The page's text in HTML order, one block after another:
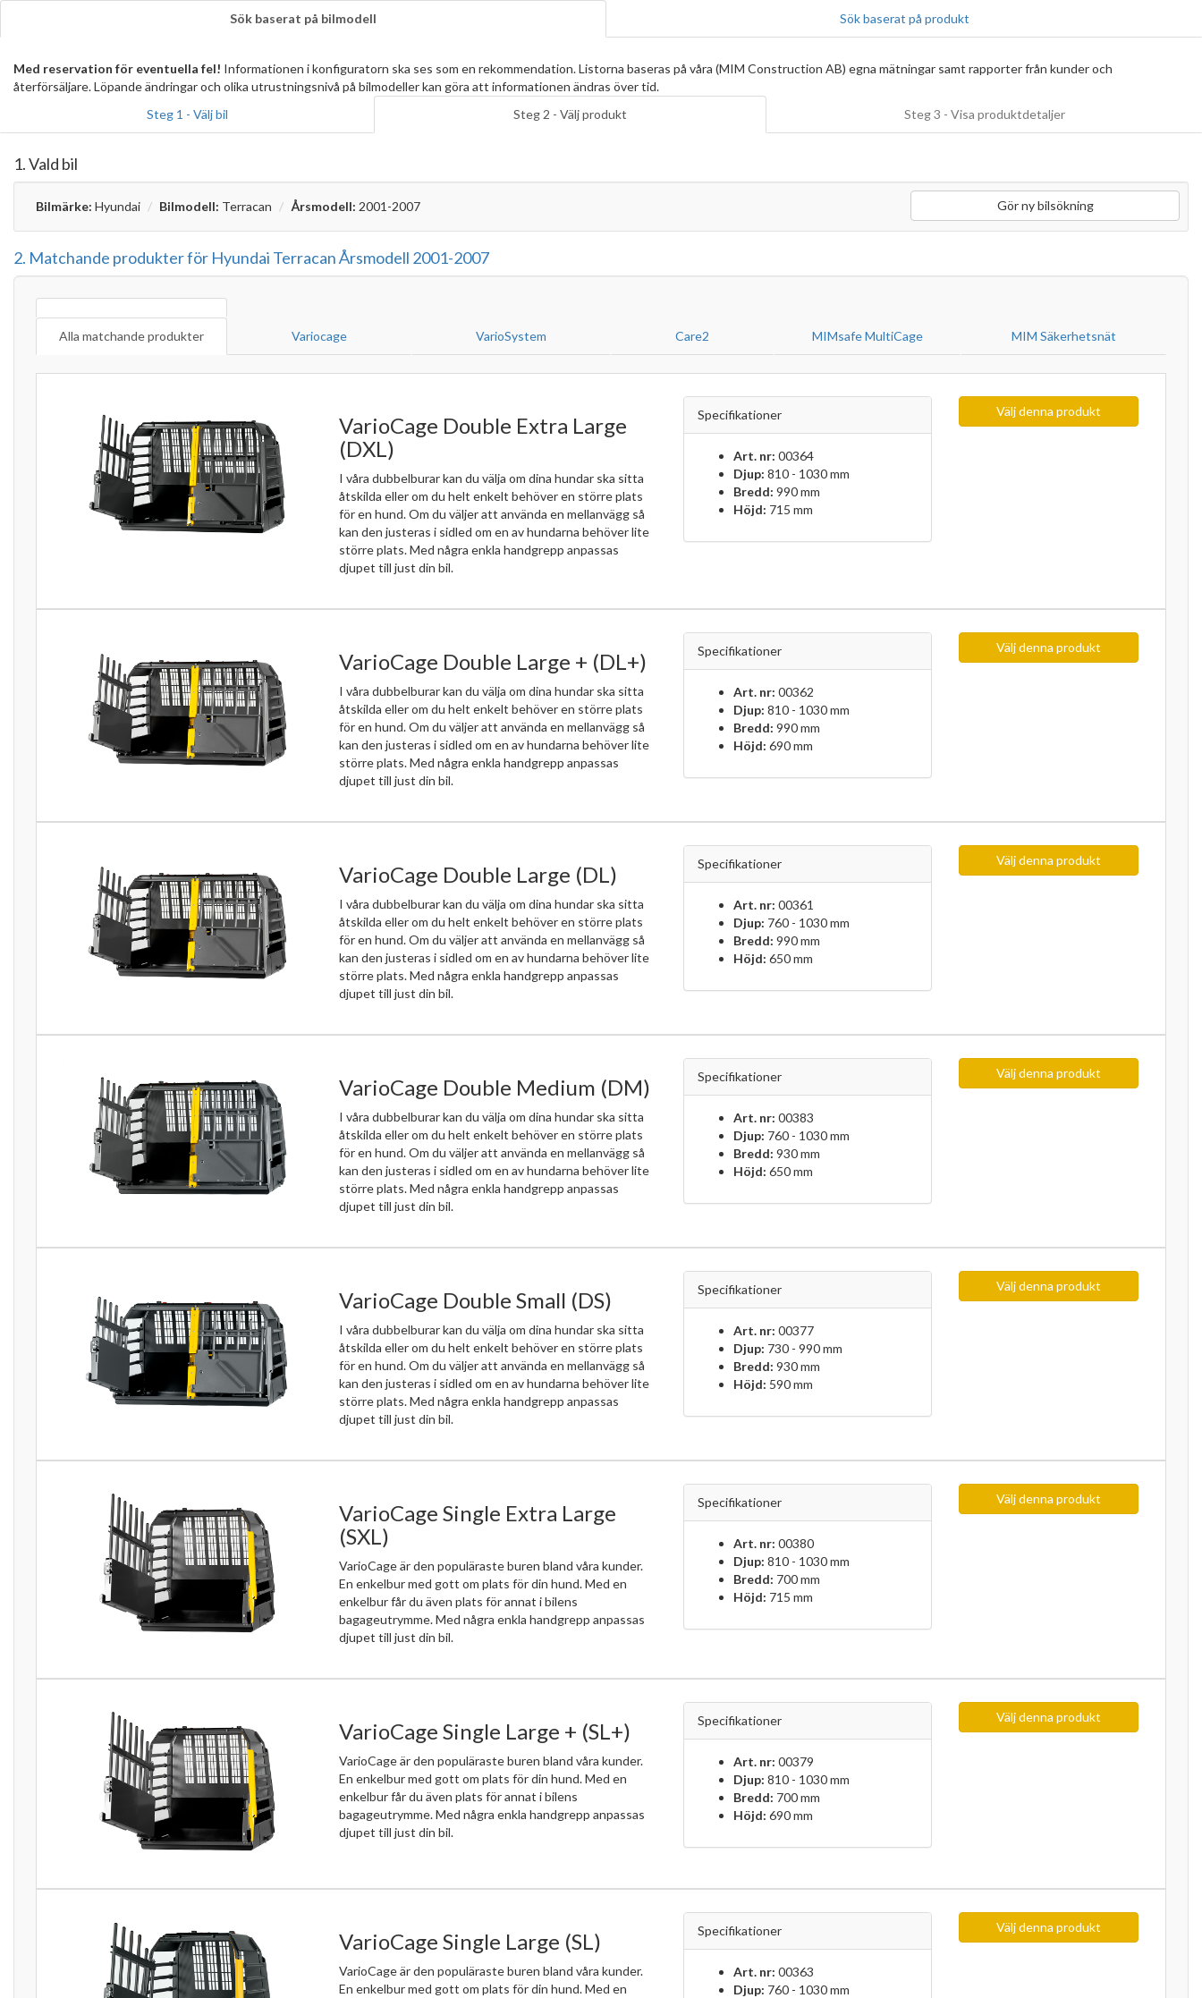
Sök baserat på bilmodell Sök baserat på produkt
Med reservation för eventuella fel! Informationen i konfiguratorn ska ses som en rekommendation. Listorna baseras på våra (MIM Construction AB) egna mätningar samt rapporter från kunder och
återförsäljare. Löpande ändringar och olika utrustningsnivå på bilmodeller kan göra att informationen ändras över tid.
Steg 1 - Välj bil
Steg 2 - Välj produkt Steg 3 - Visa produktdetaljer
1. Vald bil
Bilmärke: Hyundai Bilmodell: Terracan Årsmodell: 2001-2007 Gör ny bilsökning
2. Matchande produkter för Hyundai Terracan Årsmodell 2001-2007
Alla matchande produkter Variocage VarioSystem Care2 MIMsafe MultiCage MIM Säkerhetsnät
VarioCage Double Extra Large
(DXL)
I våra dubbelburar kan du välja om dina hundar ska sitta
åtskilda eller om du helt enkelt behöver en större plats
för en hund. Om du väljer att använda en mellanvägg så
kan den justeras i sidled om en av hundarna behöver lite
större plats. Med några enkla handgrepp anpassas
djupet till just din bil.
Specifikationer
Art. nr: 00364
Djup: 810 - 1030 mm
Bredd: 990 mm
Höjd: 715 mm
Välj denna produkt
VarioCage Double Large + (DL+)
I våra dubbelburar kan du välja om dina hundar ska sitta
åtskilda eller om du helt enkelt behöver en större plats
för en hund. Om du väljer att använda en mellanvägg så
kan den justeras i sidled om en av hundarna behöver lite
större plats. Med några enkla handgrepp anpassas
djupet till just din bil.
Specifikationer
Art. nr: 00362
Djup: 810 - 1030 mm
Bredd: 990 mm
Höjd: 690 mm
Välj denna produkt
VarioCage Double Large (DL)
I våra dubbelburar kan du välja om dina hundar ska sitta
åtskilda eller om du helt enkelt behöver en större plats
för en hund. Om du väljer att använda en mellanvägg så
kan den justeras i sidled om en av hundarna behöver lite
större plats. Med några enkla handgrepp anpassas
djupet till just din bil.
Specifikationer
Art. nr: 00361
Djup: 760 - 1030 mm
Bredd: 990 mm
Höjd: 650 mm
Välj denna produkt
VarioCage Double Medium (DM)
I våra dubbelburar kan du välja om dina hundar ska sitta
åtskilda eller om du helt enkelt behöver en större plats
för en hund. Om du väljer att använda en mellanvägg så
kan den justeras i sidled om en av hundarna behöver lite
större plats. Med några enkla handgrepp anpassas
djupet till just din bil.
Specifikationer
Art. nr: 00383
Djup: 760 - 1030 mm
Bredd: 930 mm
Höjd: 650 mm
Välj denna produkt
VarioCage Double Small (DS)
I våra dubbelburar kan du välja om dina hundar ska sitta
åtskilda eller om du helt enkelt behöver en större plats
för en hund. Om du väljer att använda en mellanvägg så
kan den justeras i sidled om en av hundarna behöver lite
större plats. Med några enkla handgrepp anpassas
djupet till just din bil.
Specifikationer
Art. nr: 00377
Djup: 730 - 990 mm
Bredd: 930 mm
Höjd: 590 mm
Välj denna produkt
VarioCage Single Extra Large
(SXL)
VarioCage är den populäraste buren bland våra kunder.
En enkelbur med gott om plats för din hund. Med en
enkelbur får du även plats för annat i bilens
bagageutrymme. Med några enkla handgrepp anpassas
djupet till just din bil.
Specifikationer
Art. nr: 00380
Djup: 810 - 1030 mm
Bredd: 700 mm
Höjd: 715 mm
Välj denna produkt
VarioCage Single Large + (SL+)
VarioCage är den populäraste buren bland våra kunder.
En enkelbur med gott om plats för din hund. Med en
enkelbur får du även plats för annat i bilens
bagageutrymme. Med några enkla handgrepp anpassas
djupet till just din bil.
Specifikationer
Art. nr: 00379
Djup: 810 - 1030 mm
Bredd: 700 mm
Höjd: 690 mm
Välj denna produkt
VarioCage Single Large (SL)
VarioCage är den populäraste buren bland våra kunder.
En enkelbur med gott om plats för din hund. Med en
Specifikationer
Art. nr: 00363
Djup: 760 - 1030 mm
Välj denna produkt